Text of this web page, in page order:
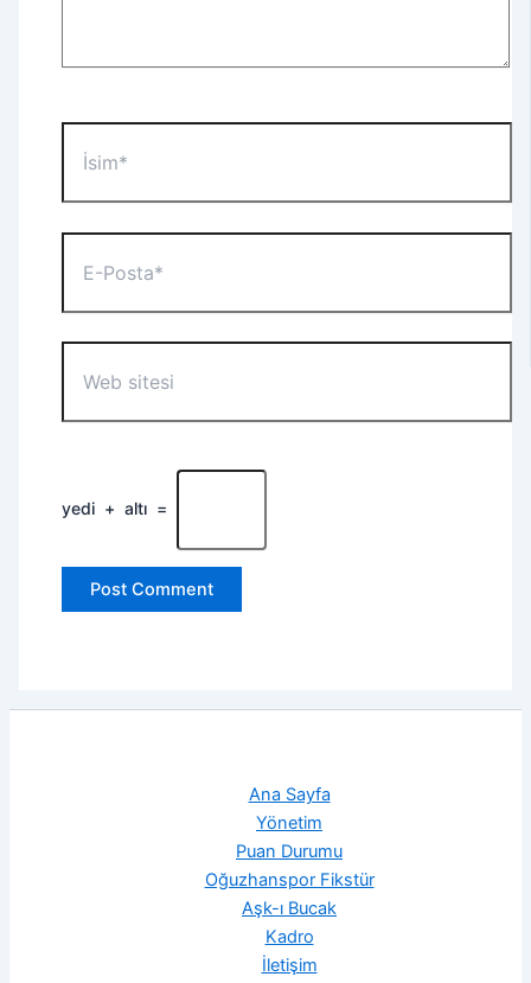
Posta*
sitesi
yedi + altı =
Ana Sayfa
Yönetim
Puan Durumu
Oğuzhanspor Fikstür
Aşk-ı Bucak
Kadro
İletişim